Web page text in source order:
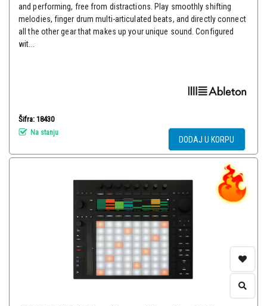
and performing, free from distractions. Play smoothly shifting
melodies, finger drum multi-articulated beats, and directly connect
all the other gear that makes up your unique sound. Configured
wit...
Šifra: 18430
Na stanju
DODAJ U KORPU